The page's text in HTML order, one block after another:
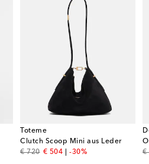
Toteme
Clutch Scoop Mini aus Leder
€ 720
original price
€ 504
discount price
-30% €